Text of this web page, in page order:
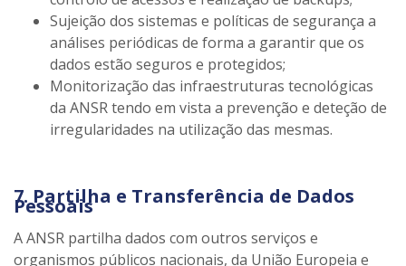
Sujeição dos sistemas e políticas de segurança a
análises periódicas de forma a garantir que os
dados estão seguros e protegidos;
Monitorização das infraestruturas tecnológicas
da ANSR tendo em vista a prevenção e deteção de
irregularidades na utilização das mesmas.
7. Partilha e Transferência de Dados
Pessoais
A ANSR partilha dados com outros serviços e
organismos públicos nacionais, da União Europeia e